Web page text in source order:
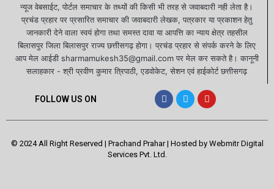
न्यूज वेबसाईट, पोर्टल समाचार के तथ्यों की किसी भी तरह से जवाबदारी नही लेता है।
प्रचंड प्रहार पर प्रसारित समाचार की जवाबदारी लेखक, पत्रकार या प्रकाशन हेतु
जानकारी देने वाला स्वयं होगा तथा समस्त दावा या आपत्ति का न्याय क्षेत्र तहसील
बिलासपुर जिला बिलासपुर राज्य छत्तीसगढ़ होगा। प्रचंड प्रहार से संपर्क करने के लिए
आप मेल आईडी sharmamukesh35@gmail.com पर मेल कर सकते है। कानूनी
सलाहकार - श्री प्रवीण कुमार त्रिपाठी, एडवोकेट, सेशन एवं हाईकोर्ट छत्तीसगढ़
FOLLOW US ON
© 2024 All Right Reserved | Prachand Prahar | Hosted by Webmitr Digital
Services Pvt. Ltd.